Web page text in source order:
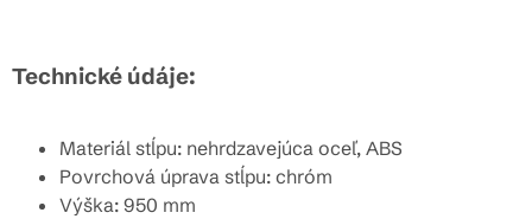
Technické údáje:
Materiál stĺpu: nehrdzavejúca oceľ, ABS
Povrchová úprava stĺpu: chróm
Výška: 950 mm